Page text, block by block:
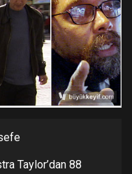
Taylor’dan 88